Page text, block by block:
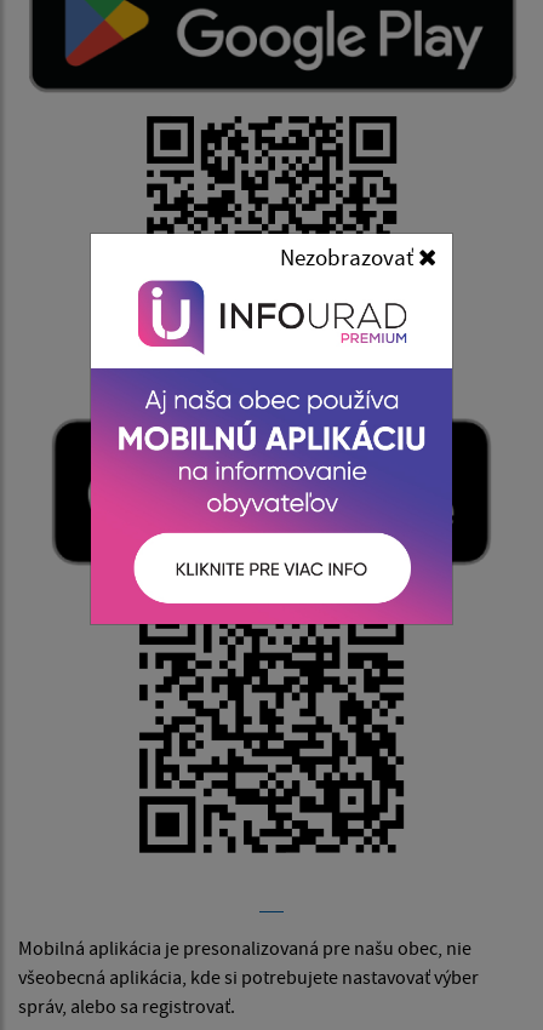
Nezobrazovať
Mobilná aplikácia je presonalizovaná pre našu obec, nie
všeobecná aplikácia, kde si potrebujete nastavovať výber
správ, alebo sa registrovať.